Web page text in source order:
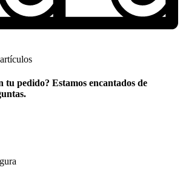
tu pedido? Estamos encantados de